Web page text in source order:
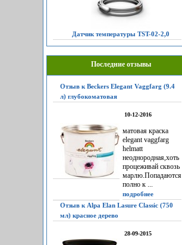
Датчик температуры TST-02-2,0
Последние отзывы
Отзыв к Beckers Elegant Vaggfarg (9.4
л) глубокоматовая
10-12-2016
матовая краска
elegant vaggfarg
helmatt
неоднородная,хоть
процеживай сквозь
марлю.Попадаются
полно к ...
подробнее
Отзыв к Alpa Elan Lasure Classic (750
мл) красное дерево
28-09-2015